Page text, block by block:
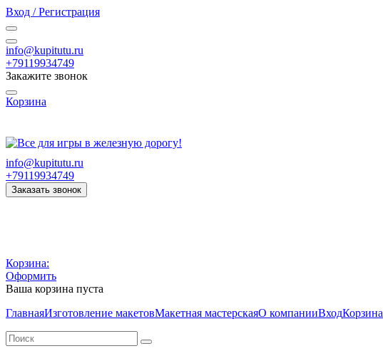
Вход / Регистрация
info@kupitutu.ru
+79119934749
Закажите звонок
Корзина
info@kupitutu.ru
+79119934749
Заказать звонок
Корзина:
Оформить
Ваша корзина пуста
ГлавнаяИзготовление макетовМакетная мастерскаяО компанииВходКорзина